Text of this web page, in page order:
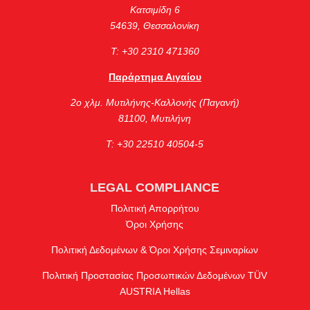
Κατσιμίδη 6
54639, Θεσσαλονίκη
Τ: +30 2310 471360
Παράρτημα Αιγαίου
2ο χλμ. Μυτιλήνης-Καλλονής (Παγανή)
81100, Μυτιλήνη
Τ: +30 22510 40504-5
LEGAL COMPLIANCE
Πολιτική Απορρήτου
Όροι Χρήσης
Πολιτική Δεδομένων & Όροι Χρήσης Σεμιναρίων
Πολιτική Προστασίας Προσωπικών Δεδομένων TÜV
AUSTRIA Hellas